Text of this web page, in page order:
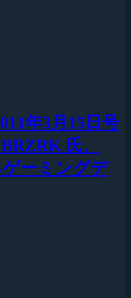
年3月15日号
氏、
ゲーミングデ